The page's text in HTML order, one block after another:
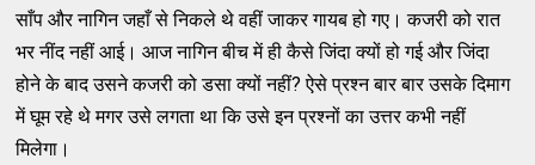
साँप और नागिन जहाँ से निकले थे वहीं जाकर गायब हो गए। कजरी को रात
भर नींद नहीं आई। आज नागिन बीच में ही कैसे जिंदा क्यों हो गई और जिंदा
होने के बाद उसने कजरी को डसा क्यों नहीं? ऐसे प्रश्न बार बार उसके दिमाग
में घूम रहे थे मगर उसे लगता था कि उसे इन प्रश्नों का उत्तर कभी नहीं
मिलेगा।